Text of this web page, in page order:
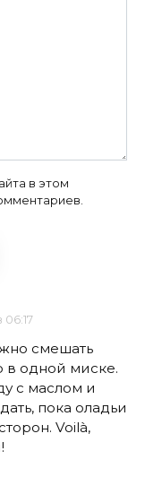
в этом
06:17
смешать
в одной миске.
с маслом и
пока оладьи
Voilà,